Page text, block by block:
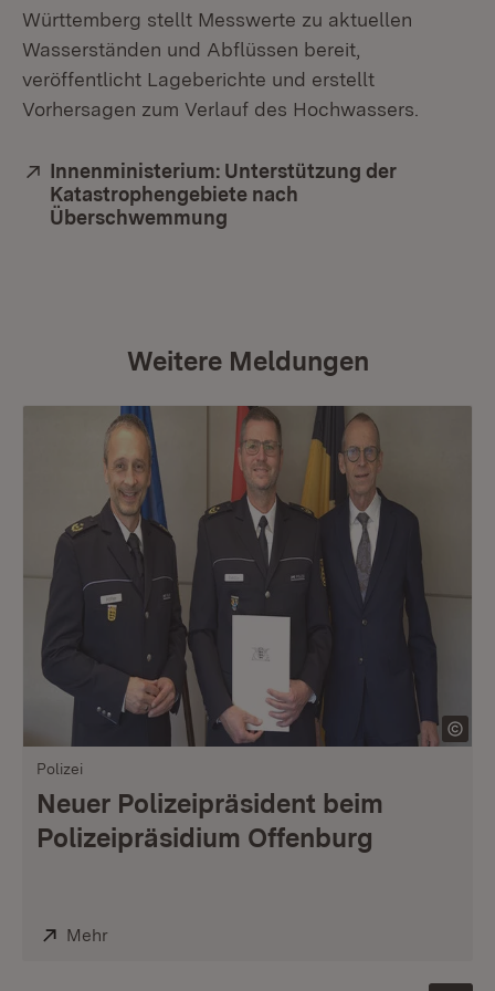
Württemberg stellt Messwerte zu aktuellen
Wasserständen und Abflüssen bereit,
veröffentlicht Lageberichte und erstellt
Vorhersagen zum Verlauf des Hochwassers.
Extern:
Innenministerium: Unterstützung der
Katastrophengebiete nach
Überschwemmung
Weitere Meldungen
Polizei
Neuer Polizeipräsident beim
Polizeipräsidium Offenburg
Extern:
Mehr(Öffnet in neuem Fenster)